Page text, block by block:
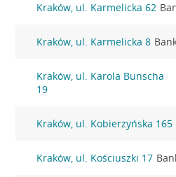
Kraków, ul. Karmelicka 62
Kraków, ul. Karmelicka 8
Kraków, ul. Karola Bunscha
19
Kraków, ul. Kobierzyńska 165
Kraków, ul. Kościuszki 17